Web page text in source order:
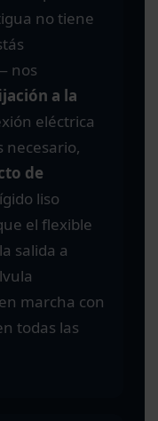
no tiene
nos
a la
eléctrica
necesario,
de
liso
el flexible
salida a
marcha con
todas las